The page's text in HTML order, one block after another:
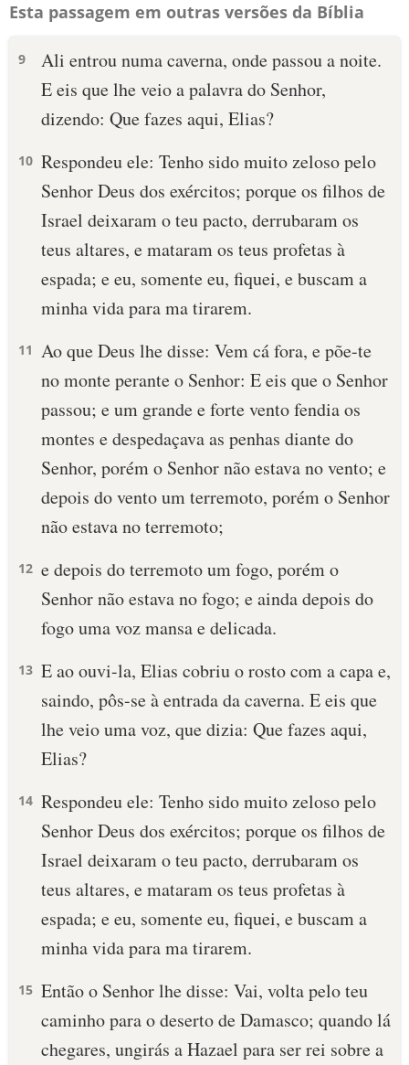
Esta passagem em outras versões da Bíblia
9
Ali entrou numa caverna, onde passou a noite.
E eis que lhe veio a palavra do Senhor,
dizendo: Que fazes aqui, Elias?
10 Respondeu ele: Tenho sido muito zeloso pelo
Senhor Deus dos exércitos; porque os filhos de
Israel deixaram o teu pacto, derrubaram os
teus altares, e mataram os teus profetas à
espada; e eu, somente eu, fiquei, e buscam a
minha vida para ma tirarem.
11 Ao que Deus lhe disse: Vem cá fora, e põe-te
no monte perante o Senhor: E eis que o Senhor
passou; e um grande e forte vento fendia os
montes e despedaçava as penhas diante do
Senhor, porém o Senhor não estava no vento; e
depois do vento um terremoto, porém o Senhor
não estava no terremoto;
12 e depois do terremoto um fogo, porém o
Senhor não estava no fogo; e ainda depois do
fogo uma voz mansa e delicada.
13 E ao ouvi-la, Elias cobriu o rosto com a capa e,
saindo, pôs-se à entrada da caverna. E eis que
lhe veio uma voz, que dizia: Que fazes aqui,
Elias?
14 Respondeu ele: Tenho sido muito zeloso pelo
Senhor Deus dos exércitos; porque os filhos de
Israel deixaram o teu pacto, derrubaram os
teus altares, e mataram os teus profetas à
espada; e eu, somente eu, fiquei, e buscam a
minha vida para ma tirarem.
15 Então o Senhor lhe disse: Vai, volta pelo teu
caminho para o deserto de Damasco; quando lá
chegares, ungirás a Hazael para ser rei sobre a